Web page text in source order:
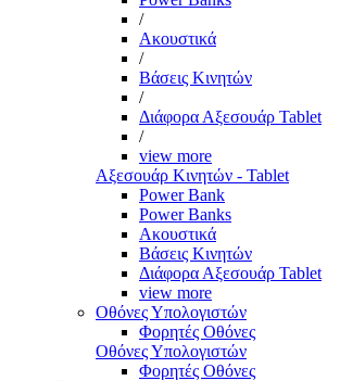
/
Ακουστικά
/
Βάσεις Κινητών
/
Διάφορα Αξεσουάρ Tablet
/
view more
Αξεσουάρ Κινητών - Tablet
Power Bank
Power Banks
Ακουστικά
Βάσεις Κινητών
Διάφορα Αξεσουάρ Tablet
view more
Οθόνες Υπολογιστών
Φορητές Οθόνες
Οθόνες Υπολογιστών
Φορητές Οθόνες